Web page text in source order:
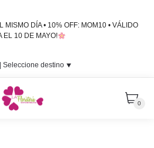
MISMO DÍA • 10% OFF: MOM10 • VÁLIDO
EL 10 DE MAYO!
Seleccione destino⯆
0